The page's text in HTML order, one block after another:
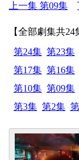
上一集 第09集
【全部劇集共24
第24集 第23集
第17集 第16集
第10集 第09集
第3集 第2集